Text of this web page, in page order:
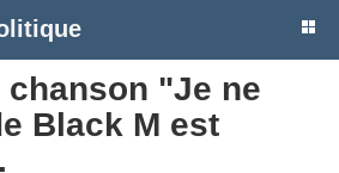
"Je ne
Black M est